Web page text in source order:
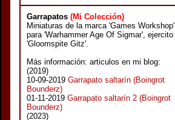
Garrapatos (Mi Colección)
Miniaturas de la marca 'Games Workshop'
para 'Warhammer Age Of Sigmar', ejercito
'Gloomspite Gitz'.
Más información: articulos en mi blog:
(2019)
10-09-2019 Garrapato saltarín (Boingrot
Bounderz)
01-11-2019 Garrapato saltarín 2 (Boingrot
Bounderz)
(2023)